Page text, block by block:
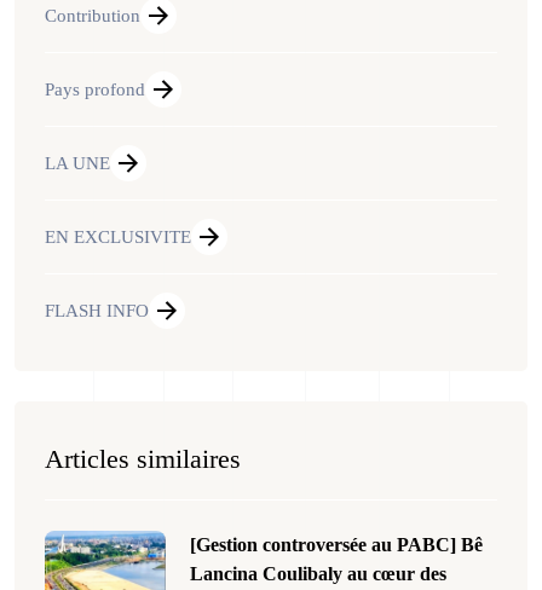
Contribution
Pays profond
LA UNE
EN EXCLUSIVITE
FLASH INFO
Articles similaires
[Gestion controversée au PABC] Bê
Lancina Coulibaly au cœur des